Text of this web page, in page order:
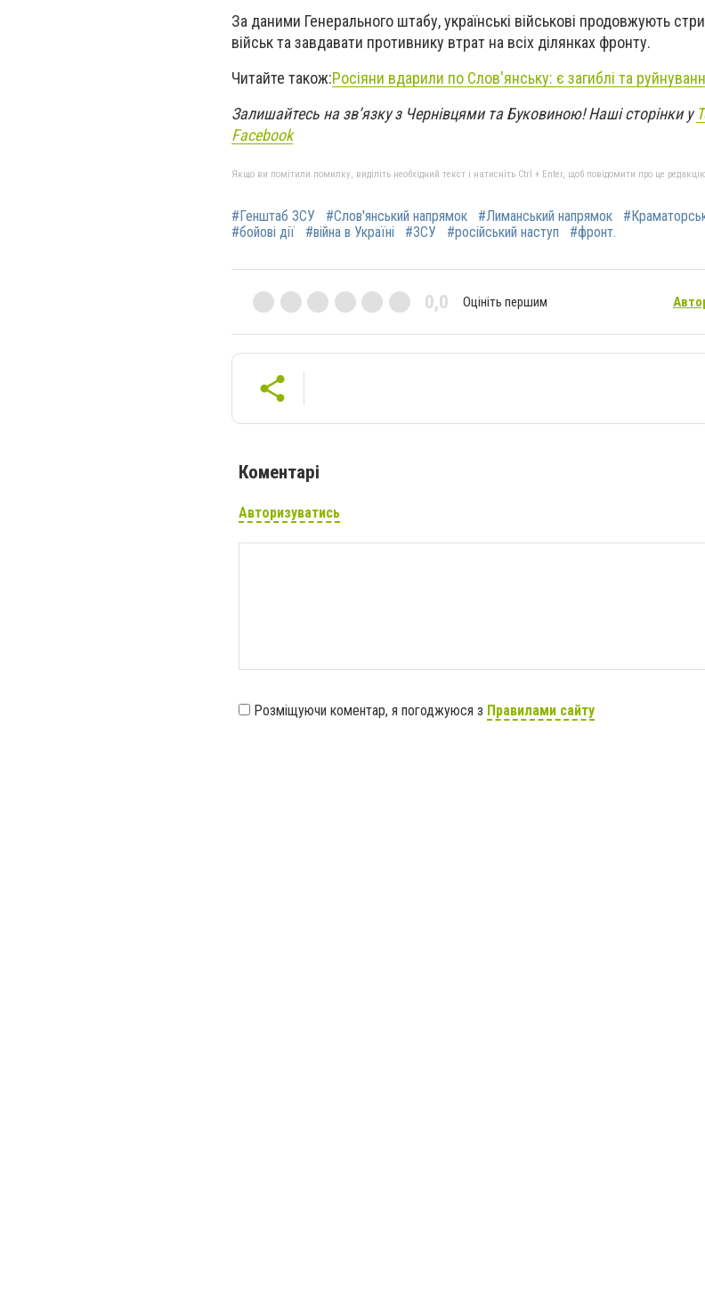
За даними Генерального штабу, українські військові продовжують
військ та завдавати противнику втрат на всіх ділянках фронту.
Читайте також:Росіяни вдарили по Слов'янську: є загиблі та
Залишайтесь на зв’язку з Чернівцями та Буковиною! Наші сторінки у
Facebook
Якщо ви помітили помилку, виділіть необхідний текст і натисніть Ctrl + Enter, щоб повідомити про це
#Генштаб ЗСУ #Слов'янський напрямок #Лиманський напрямок
#бойові дії
#війна в Україні #ЗСУ #російський наступ #фронт.
0,0 Оцініть першим
Коментарі
Авторизуватись
Розміщуючи коментар, я погоджуюся з Правилами сайту